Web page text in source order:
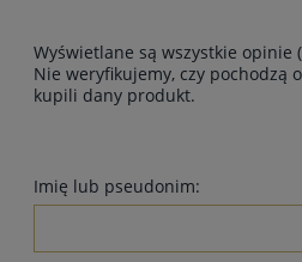
Wyświetlane są wszystkie opinie
Nie weryfikujemy, czy pochodzą
kupili dany produkt.
Imię lub pseudonim: